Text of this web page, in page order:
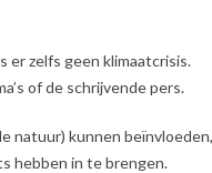
er zelfs geen klimaatcrisis.
of de schrijvende pers.
natuur) kunnen
hebben in te brengen.